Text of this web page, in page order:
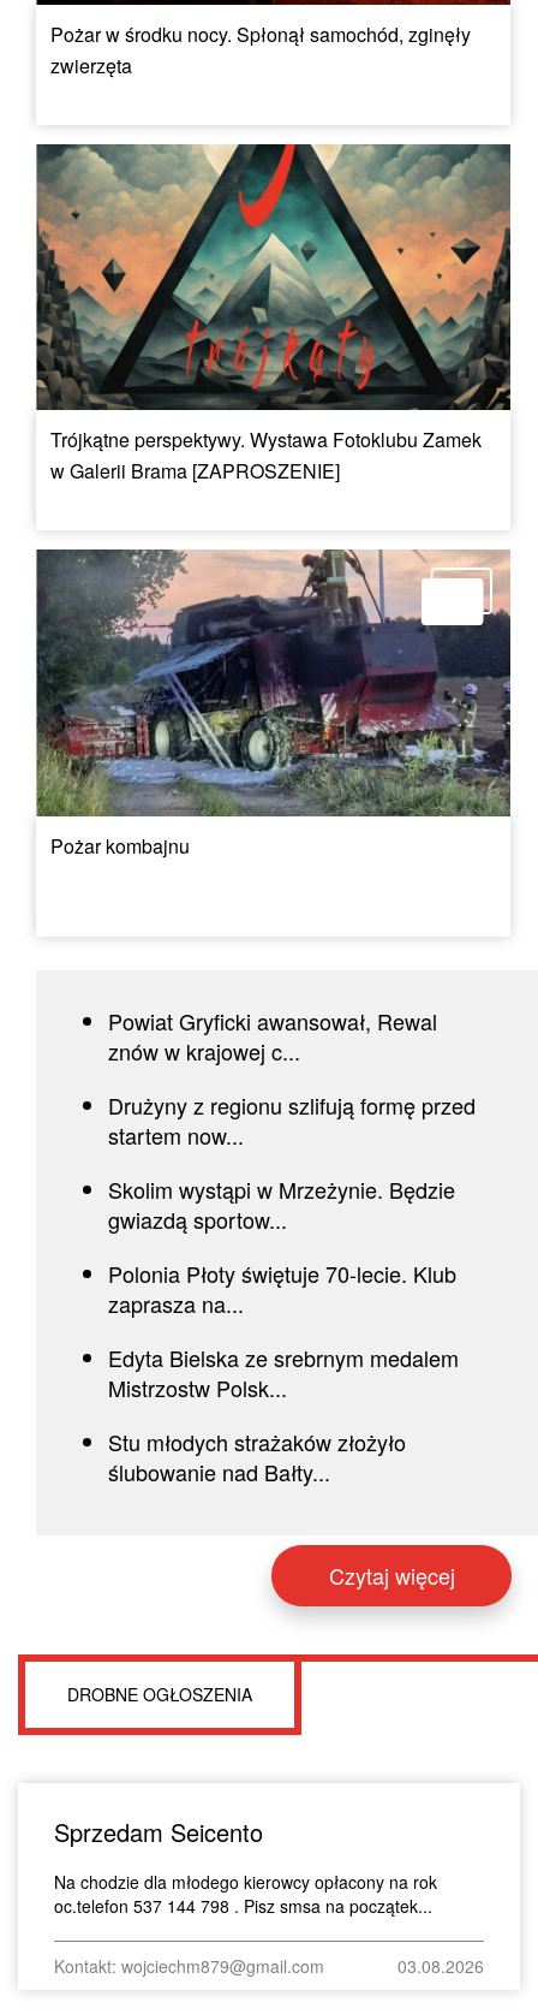
Pożar w środku nocy. Spłonął samochód, zginęły
zwierzęta
Trójkątne perspektywy. Wystawa Fotoklubu Zamek
w Galerii Brama [ZAPROSZENIE]
Pożar kombajnu
Powiat Gryficki awansował, Rewal
znów w krajowej c...
Drużyny z regionu szlifują formę przed
startem now...
Skolim wystąpi w Mrzeżynie. Będzie
gwiazdą sportow...
Polonia Płoty świętuje 70-lecie. Klub
zaprasza na...
Edyta Bielska ze srebrnym medalem
Mistrzostw Polsk...
Stu młodych strażaków złożyło
ślubowanie nad Bałty...
Czytaj więcej
DROBNE OGŁOSZENIA
Sprzedam Seicento
Na chodzie dla młodego kierowcy opłacony na rok
oc.telefon 537 144 798 . Pisz smsa na początek...
Kontakt: wojciechm879@gmail.com 03.08.2026